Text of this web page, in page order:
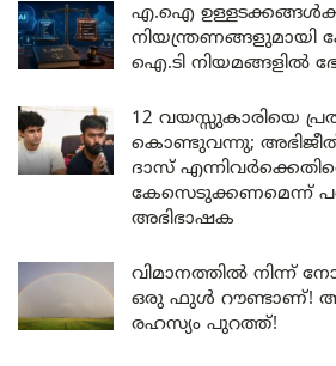
എ.ഐ
നിയന്ത്രണങ്ങളുമായി
ഐ.ടി നിയമങ്ങളിൽ
12 വയസ്സുകാരിയെ
കൊണ്ടുവന്നു;
ദാസ്
കേസെടുക്കണമെന്ന്
അഭിഭാഷക
വിമാനത്തിൽ നിന്ന്
ഒരു ഫുൾ റൗണ്ടാണ്!
രഹസ്യം പുറത്ത്!